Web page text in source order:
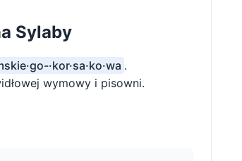
Sylaby
·kor·sa·ko·wa .
wymowy i pisowni.